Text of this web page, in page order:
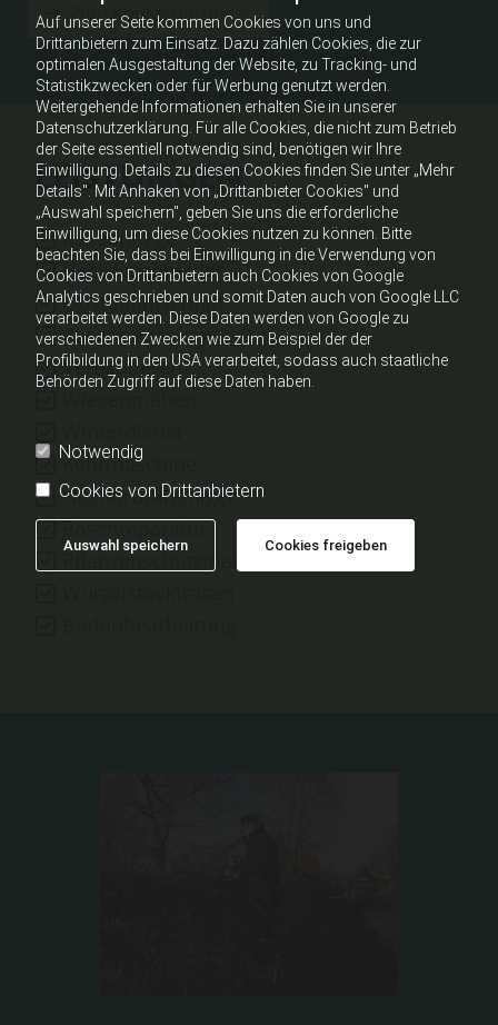
Auf unserer Seite kommen Cookies von uns und
Drittanbietern zum Einsatz. Dazu zählen Cookies, die zur
optimalen Ausgestaltung der Website, zu Tracking- und
Statistikzwecken oder für Werbung genutzt werden.
Weitergehende Informationen erhalten Sie in unserer
Datenschutzerklärung. Für alle Cookies, die nicht zum Betrieb
der Seite essentiell notwendig sind, benötigen wir Ihre
Einwilligung. Details zu diesen Cookies finden Sie unter „Mehr
Details". Mit Anhaken von „Drittanbieter Cookies" und
„Auswahl speichern", geben Sie uns die erforderliche
Einwilligung, um diese Cookies nutzen zu können. Bitte
beachten Sie, dass bei Einwilligung in die Verwendung von
Cookies von Drittanbietern auch Cookies von Google
Analytics geschrieben und somit Daten auch von Google LLC
verarbeitet werden. Diese Daten werden von Google zu
verschiedenen Zwecken wie zum Beispiel der der
Profilbildung in den USA verarbeitet, sodass auch staatliche
Behörden Zugriff auf diese Daten haben.
Notwendig
Cookies von Drittanbietern
Auswahl speichern Cookies freigeben
Zum Kontaktformular
LEISTUNGEN
Rasenpflege
Heckenschneiden
Obstbaumschnitt
Rasenneuanlage
Vertikutieren
Wiesenmähen
Kehrmaschine
Hochdruckreiniger
Rasenreparatur
Pflanzenschutzmaßnahmen